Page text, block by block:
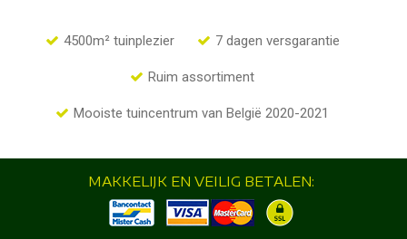
4500m² tuinplezier 7 dagen versgarantie
Ruim assortiment
Mooiste tuincentrum van België 2020-2021
MAKKELIJK EN VEILIG BETALEN: